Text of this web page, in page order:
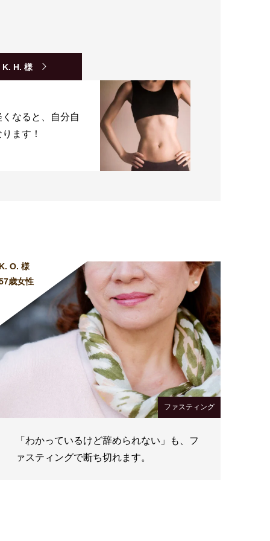
K. H. 様
なると、自分自
ます！
K. O. 様
歳女性
ファスティング
「わかっているけど辞められない」も、フ
ァスティングで断ち切れます。